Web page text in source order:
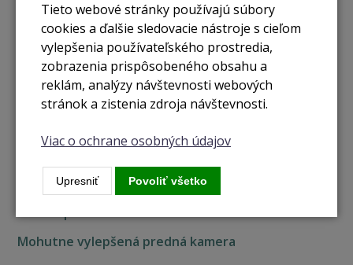
Mohutne vylepšená predná kamera
Tieto webové stránky používajú súbory
cookies a ďalšie sledovacie nástroje s cieľom
vylepšenia používateľského prostredia,
zobrazenia prispôsobeného obsahu a
reklám, analýzy návštevnosti webových
stránok a zistenia zdroja návštevnosti.
Viac o ochrane osobných údajov
Upresniť Povoliť všetko